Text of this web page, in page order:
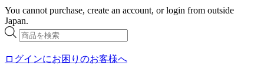
You cannot purchase, create an account, or login from outside
Japan.
商
品
検
ログインにお困りのお客様へ